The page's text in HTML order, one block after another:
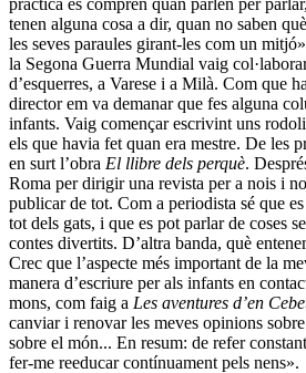
tenen alguna cosa a dir, quan no saben
les seves paraules girant-les com un
la Segona Guerra Mundial vaig
d’esquerres, a Varese i a Milà. Com que
director em va demanar que fes alguna
infants. Vaig començar escrivint uns
els que havia fet quan era mestre. De les
en surt l’obra El llibre dels perquè.
Roma per dirigir una revista per a nois i
publicar de tot. Com a periodista sé que
tot dels gats, i que es pot parlar de coses
contes divertits. D’altra banda, què
Crec que l’aspecte més important de la
manera d’escriure per als infants en
mons, com faig a Les aventures d’en
canviar i renovar les meves opinions
sobre el món... En resum: de refer
fer-me reeducar contínuament pels nens».